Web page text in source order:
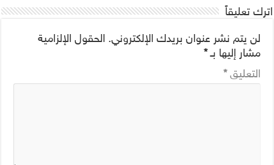
اترك تعليقاً
لن يتم نشر عنوان بريدك الإلكتروني. الحقول الإلزامية
مشار إليها بـ*
التعليق*